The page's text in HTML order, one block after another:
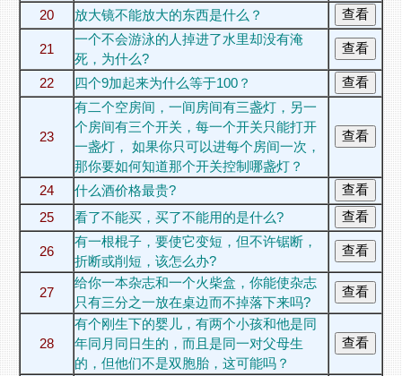
20
放大镜不能放大的东西是什么？
21
一个不会游泳的人掉进了水里却没有淹
死，为什么?
22
四个9加起来为什么等于100？
23
有二个空房间，一间房间有三盏灯，另一
个房间有三个开关，每一个开关只能打开
一盏灯， 如果你只可以进每个房间一次，
那你要如何知道那个开关控制哪盏灯？
24
什么酒价格最贵?
25
看了不能买，买了不能用的是什么?
26
有一根棍子，要使它变短，但不许锯断，
折断或削短，该怎么办?
27
给你一本杂志和一个火柴盒，你能使杂志
只有三分之一放在桌边而不掉落下来吗?
28
有个刚生下的婴儿，有两个小孩和他是同
年同月同日生的，而且是同一对父母生
的，但他们不是双胞胎，这可能吗？